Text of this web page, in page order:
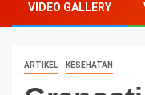
VIDEO GALLERY
ARTIKEL KESEHATAN